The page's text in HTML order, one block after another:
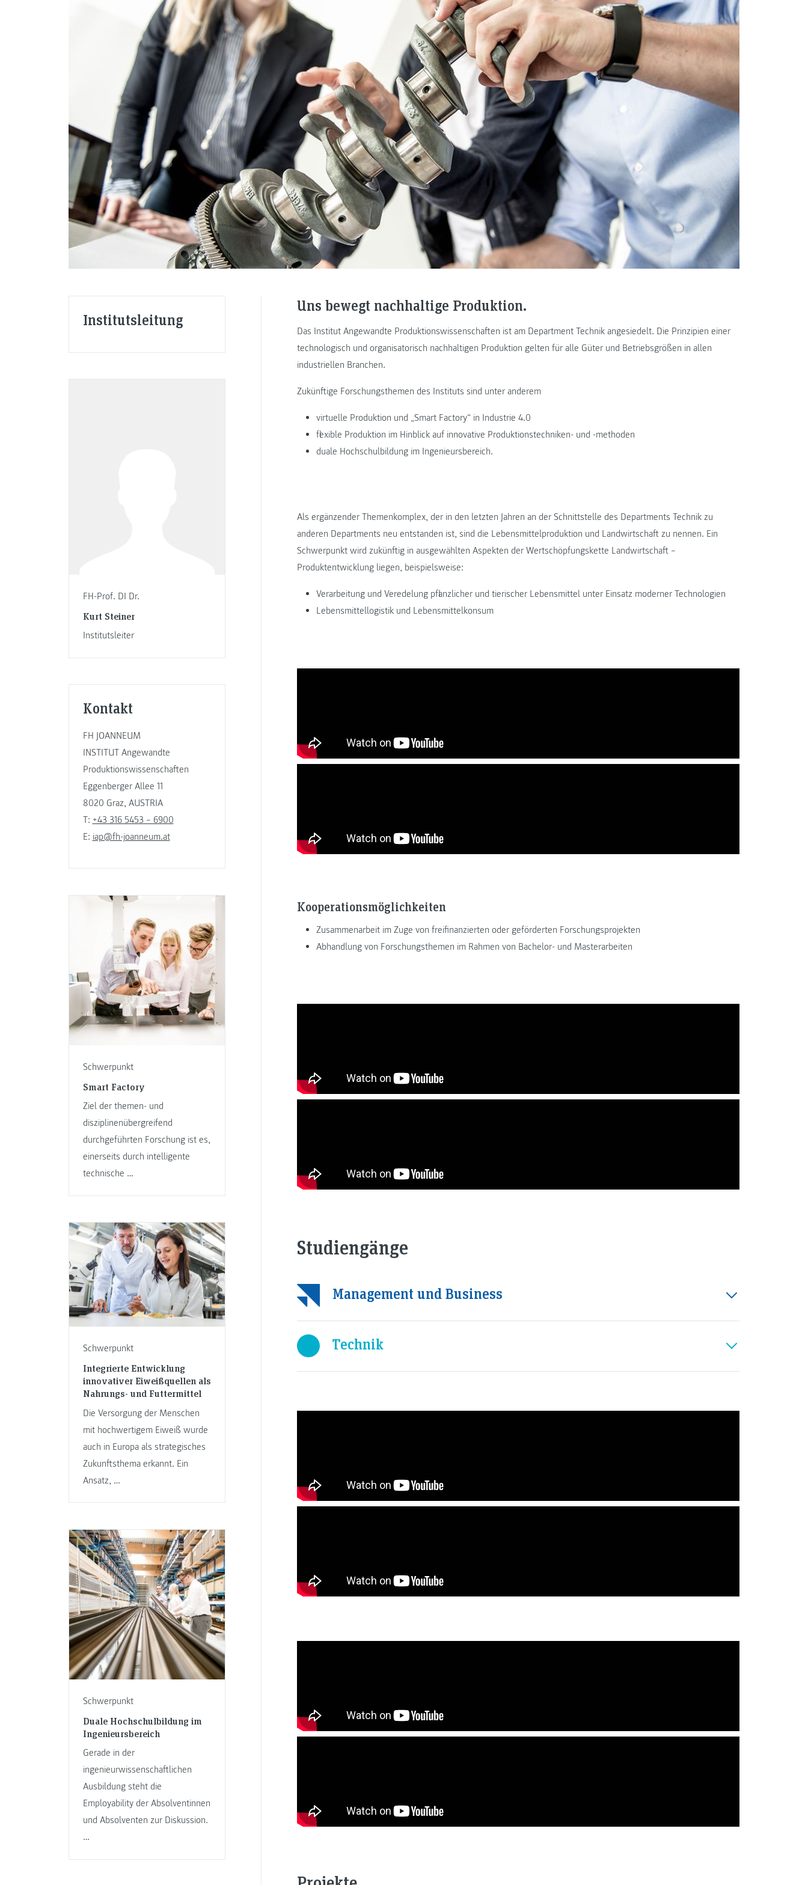
Institutsleitung
FH-Prof. DI Dr.
Kurt Steiner
Institutsleiter
Kontakt
FH JOANNEUM
INSTITUT Angewandte
Produktionswissenschaften
Eggenberger Allee 11
8020 Graz, AUSTRIA
T: +43 316 5453 – 6900
E: iap@fh-joanneum.at
Schwerpunkt
Smart Factory
Ziel der themen- und
disziplinenübergreifend
durchgeführten Forschung ist es,
einerseits durch intelligente
technische …
Schwerpunkt
Integrierte Entwicklung
innovativer Eiweißquellen als
Nahrungs- und Futtermittel
Die Versorgung der Menschen
mit hochwertigem Eiweiß wurde
auch in Europa als strategisches
Zukunftsthema erkannt. Ein
Ansatz, …
Schwerpunkt
Duale Hochschulbildung im
Ingenieursbereich
Gerade in der
ingenieurwissenschaftlichen
Ausbildung steht die
Employability der Absolventinnen
und Absolventen zur Diskussion.
…
Uns bewegt nachhaltige Produktion.
Das Institut Angewandte Produktionswissenschaften ist am Department Technik angesiedelt. Die Prinzipien einer
technologisch und organisatorisch nachhaltigen Produktion gelten für alle Güter und Betriebsgrößen in allen
industriellen Branchen.
Zukünftige Forschungsthemen des Instituts sind unter anderem
virtuelle Produktion und „Smart Factory“ in Industrie 4.0
flexible Produktion im Hinblick auf innovative Produktionstechniken- und -methoden
duale Hochschulbildung im Ingenieursbereich.
Als ergänzender Themenkomplex, der in den letzten Jahren an der Schnittstelle des Departments Technik zu
anderen Departments neu entstanden ist, sind die Lebensmittelproduktion und Landwirtschaft zu nennen. Ein
Schwerpunkt wird zukünftig in ausgewählten Aspekten der Wertschöpfungskette Landwirtschaft –
Produktentwicklung liegen, beispielsweise:
Verarbeitung und Veredelung pflanzlicher und tierischer Lebensmittel unter Einsatz moderner Technologien
Lebensmittellogistik und Lebensmittelkonsum
Kooperationsmöglichkeiten
Zusammenarbeit im Zuge von freifinanzierten oder geförderten Forschungsprojekten
Abhandlung von Forschungsthemen im Rahmen von Bachelor- und Masterarbeiten
Studiengänge
Management und Business
Technik